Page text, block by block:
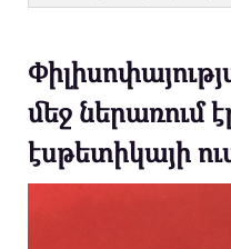
մեջ ներառում
էսթետիկայի